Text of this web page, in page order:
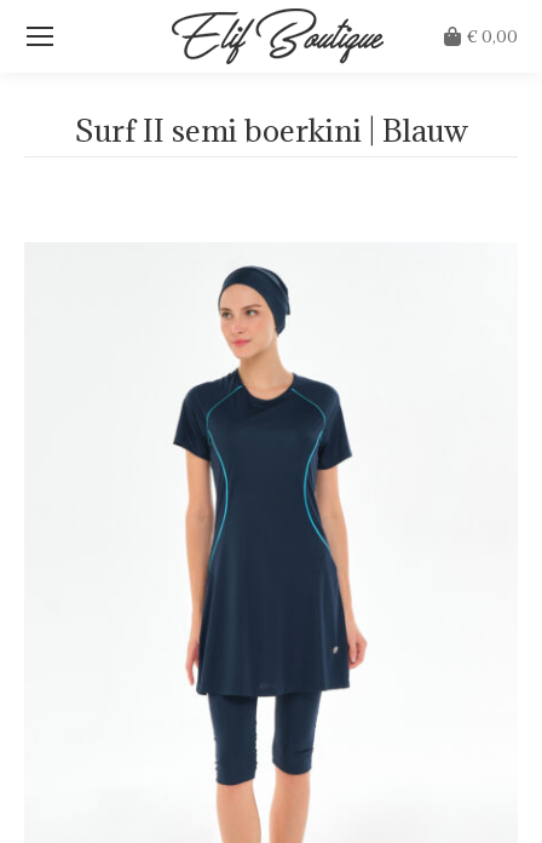
€0,00
Surf II semi boerkini | Blauw